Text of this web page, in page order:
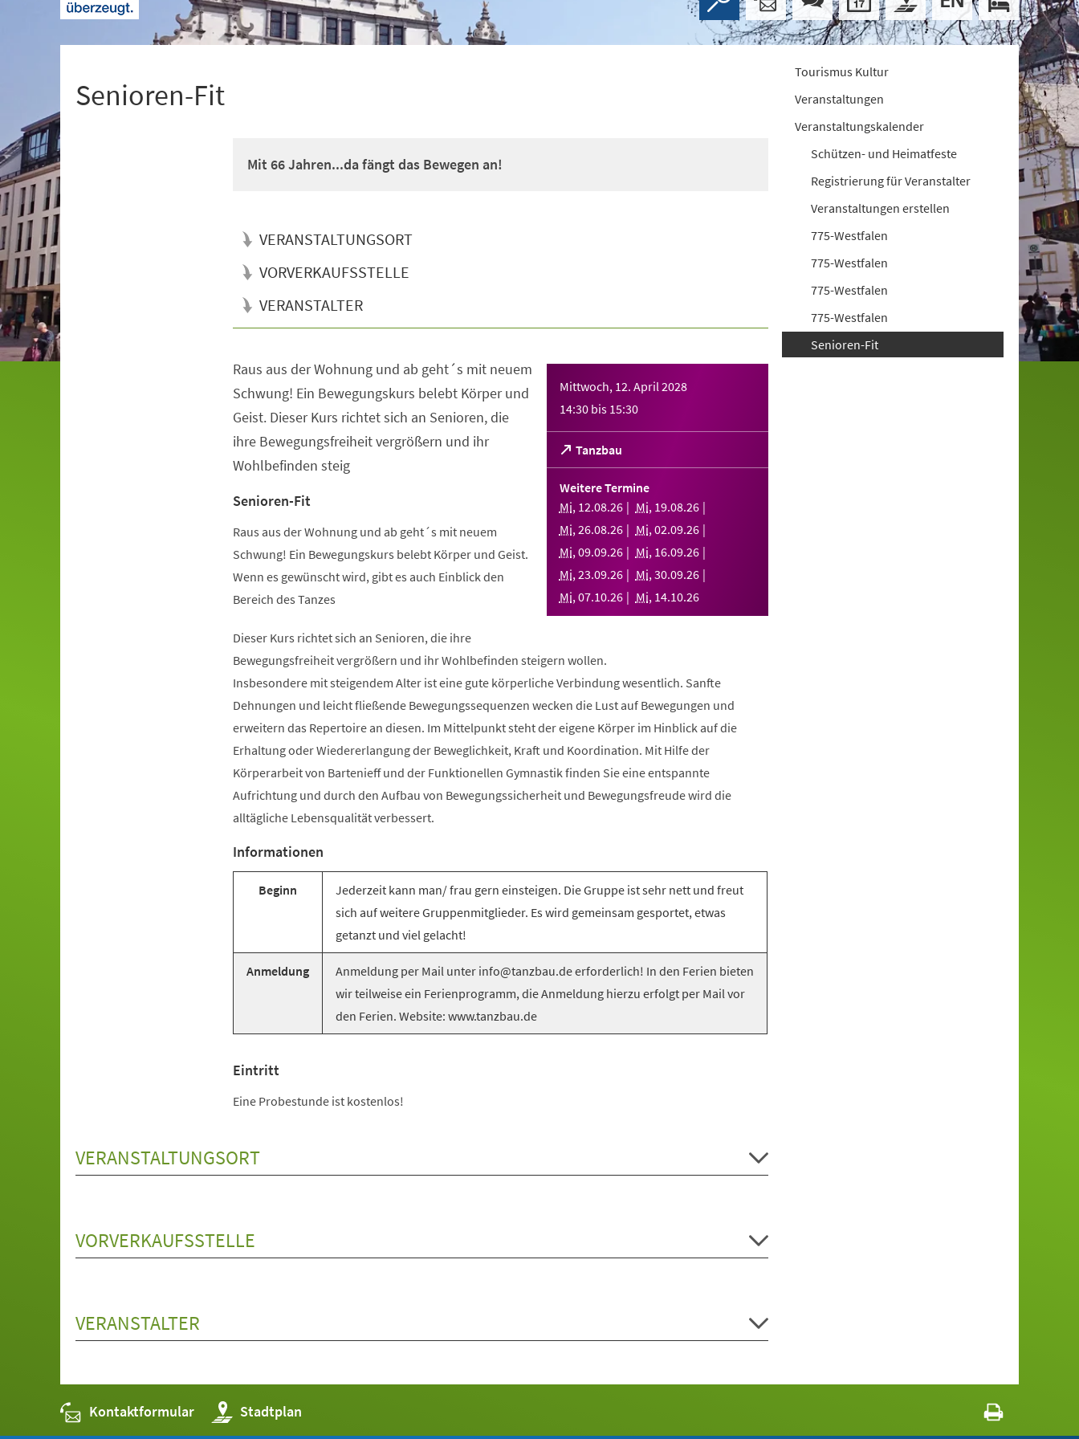
Senioren-Fit
Mit 66 Jahren...da fängt das Bewegen an!
VERANSTALTUNGSORT
VORVERKAUFSSTELLE
VERANSTALTER
Mittwoch, 12. April 2028
14:30 bis 15:30
Tanzbau
(Öffnet
in
einem
neuen
Tab)
Weitere Termine
Mi, 12.08.26 Mi, 19.08.26
Mi,26.08.26 Mi,02.09.26
Mi,09.09.26 Mi, 16.09.26
Mi,23.09.26 Mi,30.09.26
Mi,07.10.26 Mi, 14.10.26
Raus aus der Wohnung und ab geht´s mit neuem
Schwung! Ein Bewegungskurs belebt Körper und
Geist. Dieser Kurs richtet sich an Senioren, die
ihre Bewegungsfreiheit vergrößern und ihr
Wohlbefinden steig
Senioren-Fit
Raus aus der Wohnung und ab geht´s mit neuem
Schwung! Ein Bewegungskurs belebt Körper und Geist.
Wenn es gewünscht wird, gibt es auch Einblick den
Bereich des Tanzes
Dieser Kurs richtet sich an Senioren, die ihre
Bewegungsfreiheit vergrößern und ihr Wohlbefinden steigern wollen.
Insbesondere mit steigendem Alter ist eine gute körperliche Verbindung wesentlich. Sanfte
Dehnungen und leicht fließende Bewegungssequenzen wecken die Lust auf Bewegungen und
erweitern das Repertoire an diesen. Im Mittelpunkt steht der eigene Körper im Hinblick auf die
Erhaltung oder Wiedererlangung der Beweglichkeit, Kraft und Koordination. Mit Hilfe der
Körperarbeit von Bartenieff und der Funktionellen Gymnastik finden Sie eine entspannte
Aufrichtung und durch den Aufbau von Bewegungssicherheit und Bewegungsfreude wird die
alltägliche Lebensqualität verbessert.
Informationen
Beginn
Jederzeit kann man/ frau gern einsteigen. Die Gruppe ist sehr nett und freut
sich auf weitere Gruppenmitglieder. Es wird gemeinsam gesportet, etwas
getanzt und viel gelacht!
Anmeldung
Anmeldung per Mail unter info@tanzbau.de erforderlich! In den Ferien bieten
wir teilweise ein Ferienprogramm, die Anmeldung hierzu erfolgt per Mail vor
den Ferien. Website: www.tanzbau.de
Eintritt
Eine Probestunde ist kostenlos!
VERANSTALTUNGSORT
VORVERKAUFSSTELLE
VERANSTALTER
Tourismus Kultur
Veranstaltungen
Veranstaltungskalender
Schützen- und Heimatfeste
Registrierung für Veranstalter
Veranstaltungen erstellen
775-Westfalen
775-Westfalen
775-Westfalen
775-Westfalen
Senioren-Fit
Kontaktformular Stadtplan
(Öffnet
in